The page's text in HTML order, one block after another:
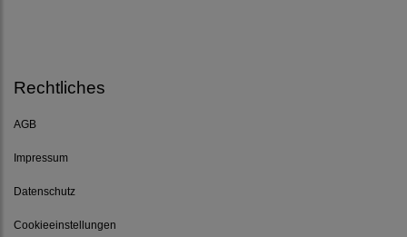
Rechtliches
AGB
Impressum
Datenschutz
Cookieeinstellungen